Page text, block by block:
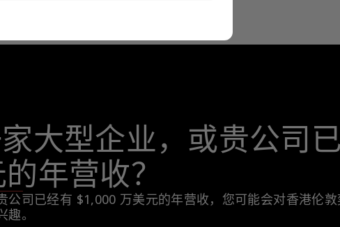
大型企业，或贵公司
年营收？
公司已经有 $1,000 万美元的年营收，您可能会对香港伦
。